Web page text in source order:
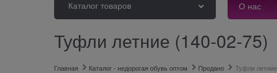
Каталог товаров О нас
Туфли летние (140-02-75)
Главная Каталог - недорогая обувь оптом Продано Туфли летние